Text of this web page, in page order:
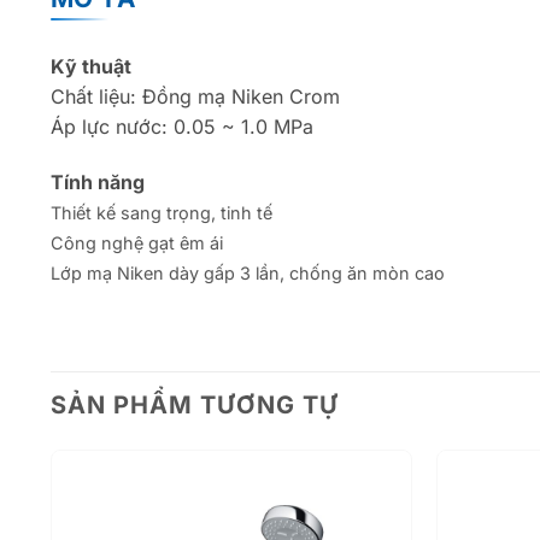
Kỹ thuật
Chất liệu: Đồng mạ Niken Crom
Áp lực nước: 0.05 ~ 1.0 MPa
Tính năng
Thiết kế sang trọng, tinh tế
Công nghệ gạt êm ái
Lớp mạ Niken dày gấp 3 lần, chống ăn mòn cao
SẢN PHẨM TƯƠNG TỰ